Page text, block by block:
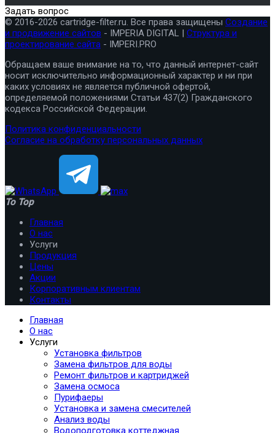
Задать вопрос
© 2016-2026 cartridge-filter.ru. Все права защищены Создание
и продвижение сайтов - IMPERIA DIGITAL | Структура и
проектирование сайта - IMPERI.PRO
Обращаем ваше внимание на то, что данный интернет-сайт
носит исключительно информационный характер и ни при
каких условиях не является публичной офертой,
определяемой положениями Статьи 437(2) Гражданского
кодекса Российской Федерации.
Политика конфиденциальности
Согласие на обработку персональных данных
To Top
Главная
О нас
Услуги
Продукция
Цены
Акции
Корпоративным клиентам
Контакты
Главная
О нас
Услуги
Установка фильтров
Замена фильтров для воды
Ремонт фильтров и картриджей
Замена осмоса
Пурифаеры
Установка и замена смесителей
Анализ воды
Водоподготовка коттеджная